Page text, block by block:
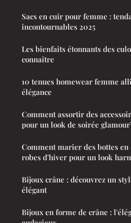
Sacs en cuir pour femme :
incontournables 2025
Les bienfaits étonnants des
connaître
10 tenues homewear femme
élégance
Comment assortir des
pour un look de soirée
Comment marier des bottes en
robes d'hiver pour un look
Bijoux crâne : découvrez un
élégant
Bijoux en forme de crâne :